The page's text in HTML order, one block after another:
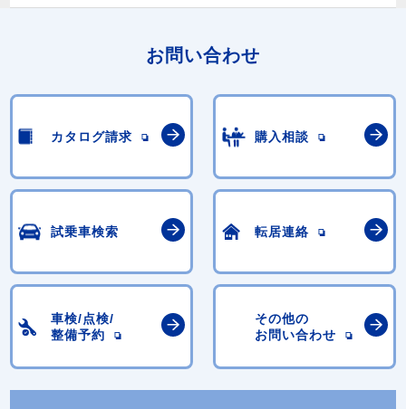
お問い合わせ
カタログ請求 購入相談
試乗車検索 転居連絡
車検/点検/
整備予約
その他の
お問い合わせ